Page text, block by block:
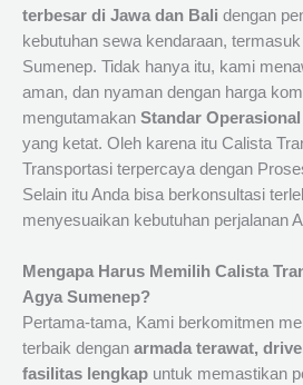
terbesar di Jawa dan Bali dengan
kebutuhan sewa kendaraan,
Sumenep. Tidak hanya itu, kami
aman, dan nyaman dengan harga
mengutamakan Standar
yang ketat. Oleh karena itu Calista
Transportasi terpercaya dengan
Selain itu Anda bisa berkonsultasi
menyesuaikan kebutuhan perjalanan
Mengapa Harus Memilih Calista
Agya Sumenep?
Pertama-tama, Kami berkomitmen
terbaik dengan armada terawat,
fasilitas lengkap untuk memastikan